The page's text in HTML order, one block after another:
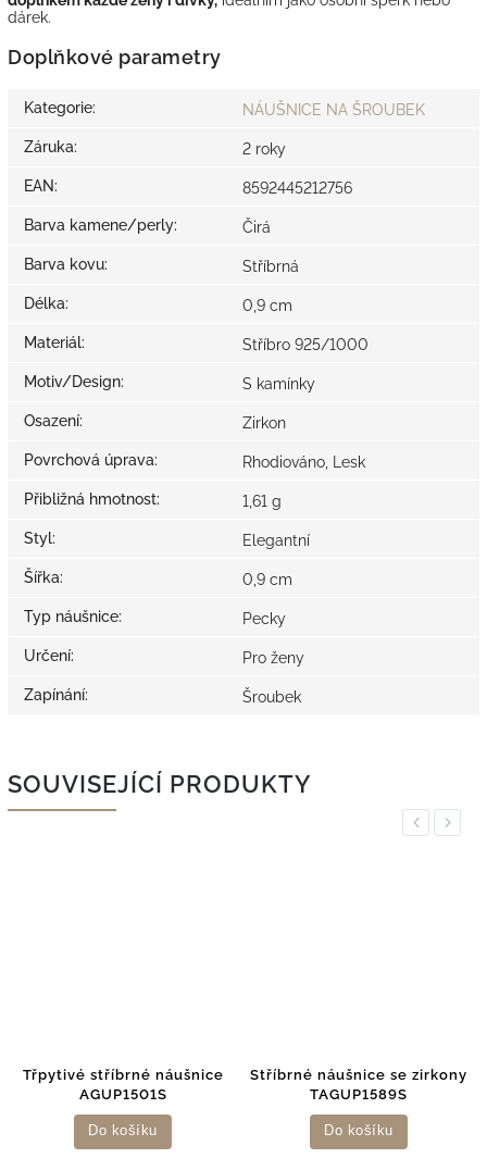
dárek.
Doplňkové parametry
Kategorie: NÁUŠNICE NA ŠROUBEK
Záruka: 2 roky
EAN: 8592445212756
Barva kamene/perly: Čirá
Barva kovu: Stříbrná
Délka: 0,9 cm
Materiál: Stříbro 925/1000
Motiv/Design: S kamínky
Osazení: Zirkon
Povrchová úprava: Rhodiováno, Lesk
Přibližná hmotnost: 1,61 g
Styl: Elegantní
Šířka: 0,9 cm
Typ náušnice: Pecky
Určení: Pro ženy
Zapínání: Šroubek
SOUVISEJÍCÍ PRODUKTY
Previous
Třpytivé stříbrné náušnice
AGUP1501S
Do košíku
Stříbrné náušnice se zirkony
TAGUP1589S
Do košíku
Next